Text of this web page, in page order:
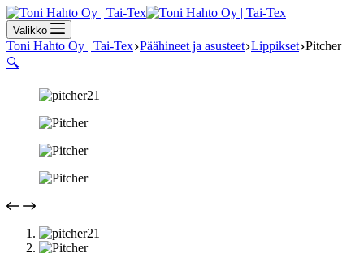
Valikko
Toni Hahto Oy | Tai-Tex Päähineet ja asusteet Lippikset Pitcher
🔍